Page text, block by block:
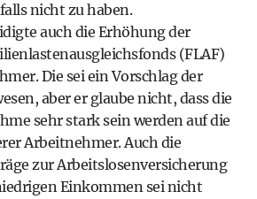
nicht zu haben.
auch die Erhöhung der
(FLAF)
Die sei ein Vorschlag der
aber er glaube nicht, dass die
sehr stark sein werden auf die
Arbeitnehmer. Auch die
zur Arbeitslosenversicherung
Einkommen sei nicht